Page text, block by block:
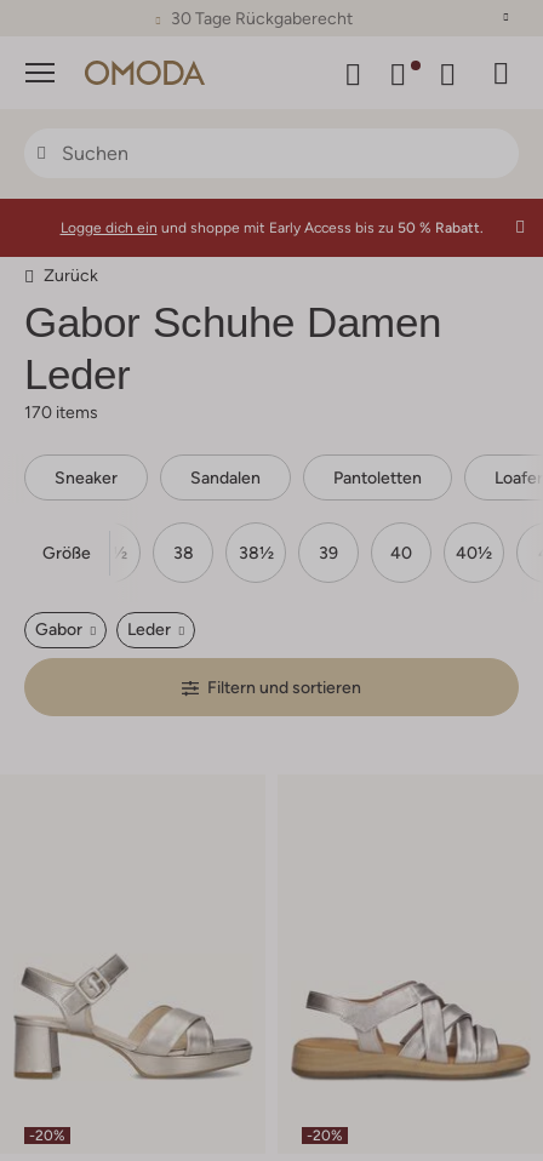
30 Tage Rückgaberecht
Menü
Logge dich ein und shoppe mit Early Access bis zu 50 % Rabatt.
Zurück
Gabor Schuhe Damen
Leder
170 items
Sneaker Sandalen Pantoletten Loafer
Größe
37 37½ 38 38½ 39 40 40½
Gabor Leder
Filtern und sortieren
-20% -20%